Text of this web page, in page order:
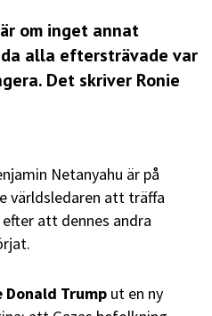
om inget annat
alla eftersträvade var
Det skriver Ronie
Netanyahu är på
världsledaren att träffa
att dennes andra
Trump ut en ny